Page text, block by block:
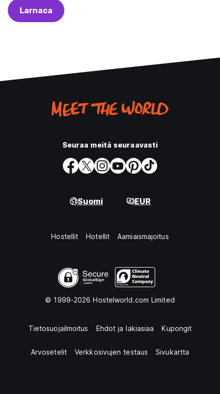
Larnaca
Seuraa meitä seuraavasti
Suomi EUR
Hostellit Hotellit Aamiaismajoitus
© 1999-2026 Hostelworld.com Limited
Tietosuojailmoitus Ehdot ja lakiasiaa Kupongit
Arvosetelit Verkkosivujen testaus Sivukartta